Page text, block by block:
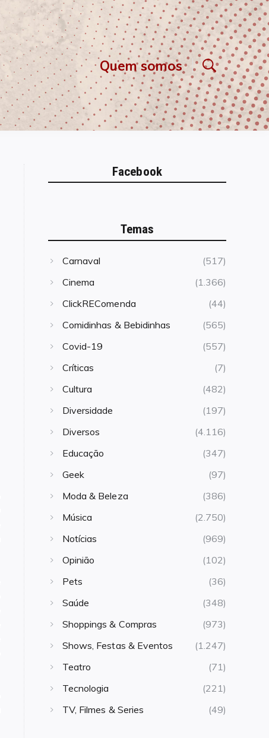
Quem somos
Facebook
Temas
Carnaval
(517)
Cinema
(1.366)
ClickREComenda
(44)
Comidinhas & Bebidinhas
(565)
Covid-19
(557)
Críticas
(7)
Cultura
(482)
Diversidade
(197)
Diversos
(4.116)
Educação
(347)
Geek
(97)
Moda & Beleza
(386)
Música
(2.750)
Notícias
(969)
Opinião
(102)
Pets
(36)
Saúde
(348)
Shoppings & Compras
(973)
Shows, Festas & Eventos
(1.247)
Teatro
(71)
Tecnologia
(221)
TV, Filmes & Series
(49)